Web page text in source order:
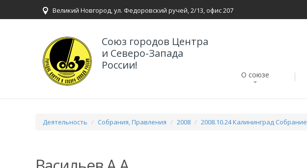
Великий Новгород, ул. Федоровский ручей, 2/13, офис 207
Союз городов Центра
и Северо-Запада
России!
О союзе
Деятельность Собрания, Правления 2008 2008.10.24 Калининград Собрание